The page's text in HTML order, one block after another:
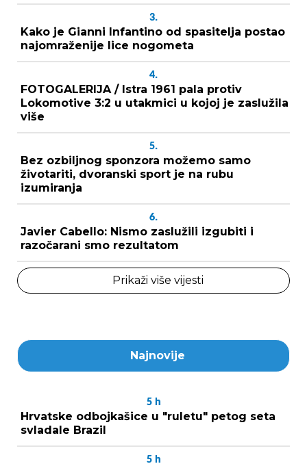
3.
Kako je Gianni Infantino od spasitelja postao
najomraženije lice nogometa
4.
FOTOGALERIJA / Istra 1961 pala protiv
Lokomotive 3:2 u utakmici u kojoj je zaslužila
više
5.
Bez ozbiljnog sponzora možemo samo
životariti, dvoranski sport je na rubu
izumiranja
6.
Javier Cabello: Nismo zaslužili izgubiti i
razočarani smo rezultatom
Prikaži više vijesti
Najnovije
5 h
Hrvatske odbojkašice u "ruletu" petog seta
svladale Brazil
5 h